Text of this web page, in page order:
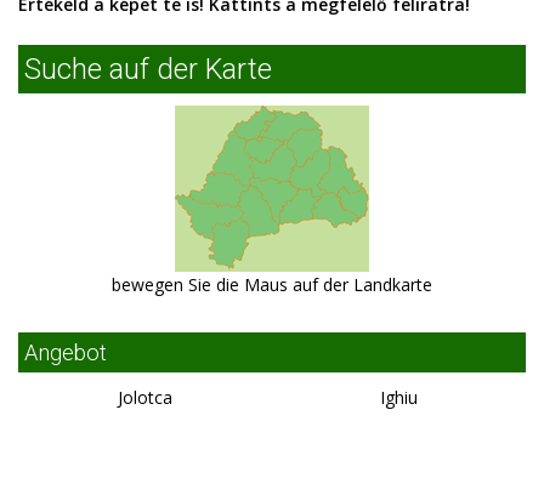
Suche auf der Karte
bewegen Sie die Maus auf der Landkarte
Angebot
Jolotca Ighiu